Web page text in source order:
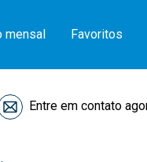
mensal Favoritos
Entre em contato